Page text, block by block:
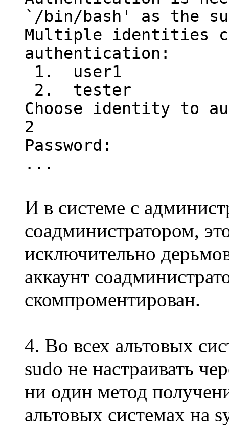
`/bin/bash' as the
Multiple identities
authentication:
1. user1
2. tester
Choose identity to
2
Password:
...
И в системе с
соадминистратором,
исключительно
аккаунт
скомпроментирован.
4. Во всех альтовых
sudo не настраивать
ни один метод
альтовых системах на